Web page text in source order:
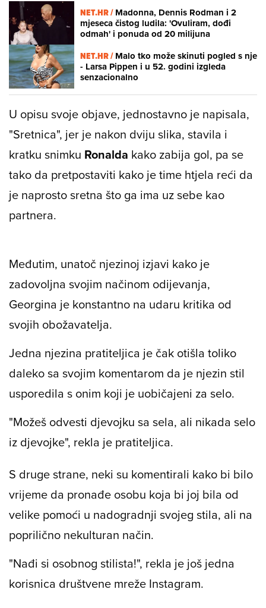
NET.HR /Madonna, Dennis Rodman i 2
mjeseca čistog ludila: 'Ovuliram, dođi
odmah' i ponuda od 20 milijuna
NET.HR /Malo tko može skinuti pogled s nje
- Larsa Pippen i u 52. godini izgleda
senzacionalno
U opisu svoje objave, jednostavno je napisala,
"Sretnica", jer je nakon dviju slika, stavila i
kratku snimku Ronalda kako zabija gol, pa se
tako da pretpostaviti kako je time htjela reći da
je naprosto sretna što ga ima uz sebe kao
partnera.
Međutim, unatoč njezinoj izjavi kako je
zadovoljna svojim načinom odijevanja,
Georgina je konstantno na udaru kritika od
svojih obožavatelja.
Jedna njezina pratiteljica je čak otišla toliko
daleko sa svojim komentarom da je njezin stil
usporedila s onim koji je uobičajeni za selo.
"Možeš odvesti djevojku sa sela, ali nikada selo
iz djevojke", rekla je pratiteljica.
S druge strane, neki su komentirali kako bi bilo
vrijeme da pronađe osobu koja bi joj bila od
velike pomoći u nadogradnji svojeg stila, ali na
poprilično nekulturan način.
"Nađi si osobnog stilista!", rekla je još jedna
korisnica društvene mreže Instagram.